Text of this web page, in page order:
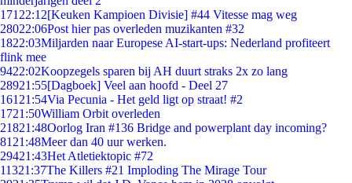
171 22:12[Keuken Kampioen Divisie] #44 Vitesse mag weg
28022:06Post hier pas overleden muzikanten #32
1822:03Miljarden naar Europese AI-start-ups: Nederland profiteert
flink mee
9422:02Koopzegels sparen bij AH duurt straks 2x zo lang
28921:55[Dagboek] Veel aan hoofd - Deel 27
161 21:54Via Pecunia - Het geld ligt op straat! #2
1721:50William Orbit overleden
21821:48Oorlog Iran #136 Bridge and powerplant day incoming?
81 21:48Meer dan 40 uur werken.
29421:43Het Atletiektopic #72
11321:37The Killers #21 Imploding The Mirage Tour